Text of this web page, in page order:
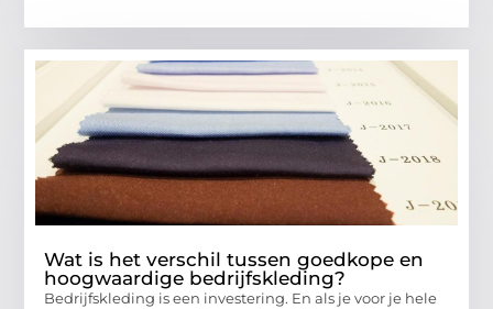
Wat is het verschil tussen goedkope en
hoogwaardige bedrijfskleding?
Bedrijfskleding is een investering. En als je voor je hele